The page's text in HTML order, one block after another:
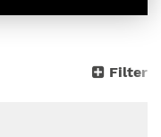
Filter